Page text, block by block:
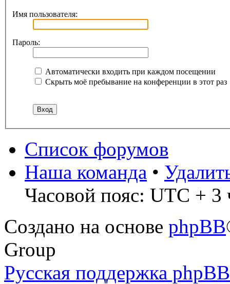
Имя пользователя:
Пароль:
Автоматически входить при каждом посещении
Скрыть моё пребывание на конференции в этот раз
Список форумов
Наша команда •
Часовой пояс: UTC + 3
Создано на основе phpBB
Group
Русская поддержка phpBB